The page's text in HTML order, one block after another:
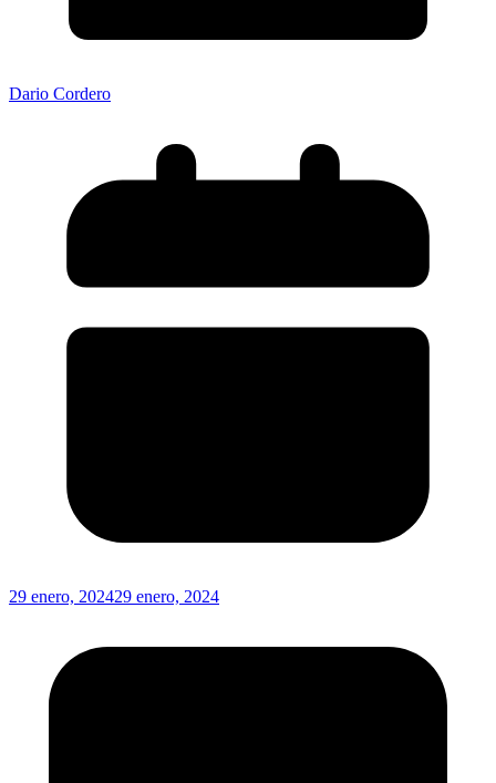
Dario Cordero
29 enero, 202429 enero, 2024